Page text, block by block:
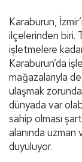
Karaburun,
ilçelerinden biri.
işletmelere
Karaburun’da
mağazalarıyla
ulaşmak
dünyada var
sahip olması
alanında
duyuluyor.